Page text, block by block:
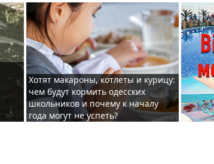
Хотят макароны, котлеты и курицу:
чем будут кормить одесских
школьников и почему к началу
года могут не успеть?